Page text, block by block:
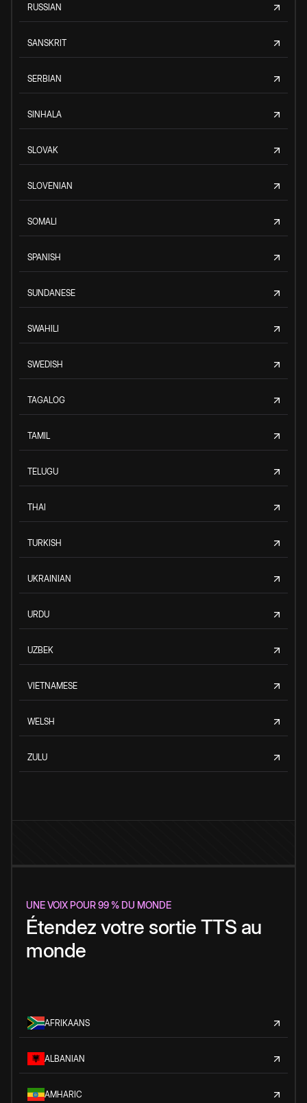
RUSSIAN
SANSKRIT
SERBIAN
SINHALA
SLOVAK
SLOVENIAN
SOMALI
SPANISH
SUNDANESE
SWAHILI
SWEDISH
TAGALOG
TAMIL
TELUGU
THAI
TURKISH
UKRAINIAN
URDU
UZBEK
VIETNAMESE
WELSH
ZULU
UNE VOIX POUR 99 % DU MONDE
Étendez votre sortie TTS au
monde
AFRIKAANS
ALBANIAN
AMHARIC